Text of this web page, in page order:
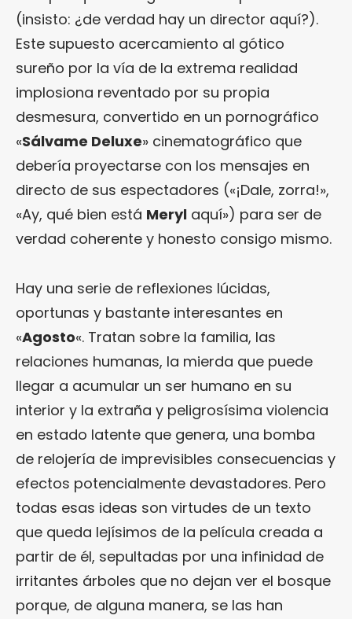
(insisto: ¿de verdad hay un director aquí?).
Este supuesto acercamiento al gótico
sureño por la vía de la extrema realidad
implosiona reventado por su propia
desmesura, convertido en un pornográfico
«Sálvame Deluxe» cinematográfico que
debería proyectarse con los mensajes en
directo de sus espectadores («¡Dale, zorra!»,
«Ay, qué bien está Meryl aquí») para ser de
verdad coherente y honesto consigo mismo.
Hay una serie de reflexiones lúcidas,
oportunas y bastante interesantes en
«Agosto«. Tratan sobre la familia, las
relaciones humanas, la mierda que puede
llegar a acumular un ser humano en su
interior y la extraña y peligrosísima violencia
en estado latente que genera, una bomba
de relojería de imprevisibles consecuencias y
efectos potencialmente devastadores. Pero
todas esas ideas son virtudes de un texto
que queda lejísimos de la película creada a
partir de él, sepultadas por una infinidad de
irritantes árboles que no dejan ver el bosque
porque, de alguna manera, se las han